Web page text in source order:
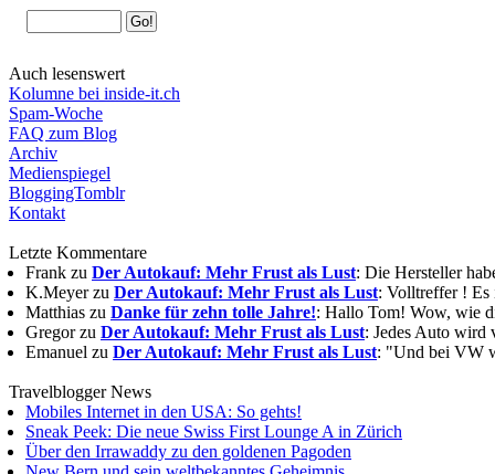
Auch lesenswert
Kolumne bei inside-it.ch
Spam-Woche
FAQ zum Blog
Archiv
Medienspiegel
BloggingTomblr
Kontakt
Letzte Kommentare
Frank zu Der Autokauf: Mehr Frust als Lust: Die Hersteller
K.Meyer zu Der Autokauf: Mehr Frust als Lust: Volltreffer ! Es
Matthias zu Danke für zehn tolle Jahre!: Hallo Tom! Wow, wie
Gregor zu Der Autokauf: Mehr Frust als Lust: Jedes Auto wird
Emanuel zu Der Autokauf: Mehr Frust als Lust: "Und bei VW
Travelblogger News
Mobiles Internet in den USA: So gehts!
Sneak Peek: Die neue Swiss First Lounge A in Zürich
Über den Irrawaddy zu den goldenen Pagoden